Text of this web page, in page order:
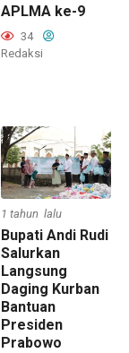
APLMA ke-9
34
Redaksi
1 tahun lalu
Bupati Andi Rudi
Salurkan
Langsung
Daging Kurban
Bantuan
Presiden
Prabowo